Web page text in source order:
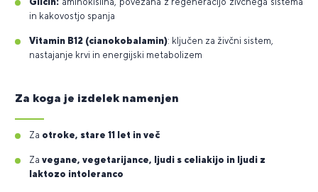
in kakovostjo spanja
Vitamin B12 (cianokobalamin): ključen za živčni sistem,
nastajanje krvi in energijski metabolizem
Za koga je izdelek namenjen
Za otroke, stare 11 let in več
Za vegane, vegetarijance, ljudi s celiakijo in ljudi z
laktozo intoleranco